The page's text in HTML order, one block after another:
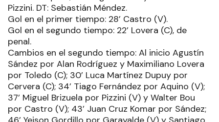
Pizzini. DT: Sebastián Méndez.
Gol en el primer tiempo: 28’ Castro (V).
Gol en el segundo tiempo: 22’ Lovera (C), de
penal.
Cambios en el segundo tiempo: Al inicio Agustín
Sández por Alan Rodríguez y Maximiliano Lovera
por Toledo (C); 30’ Luca Martínez Dupuy por
Cervera (C); 34’ Tiago Fernández por Aquino (V);
37’ Miguel Brizuela por Pizzini (V) y Walter Bou
por Castro (V); 43’ Juan Cruz Komar por Sández;